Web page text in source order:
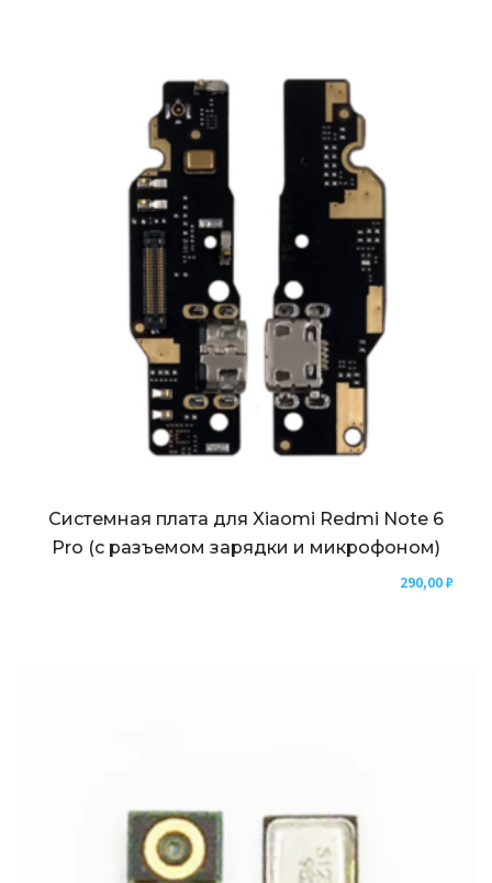
Системная плата для Xiaomi Redmi Note 6
Pro (с разъемом зарядки и микрофоном)
290,00₽